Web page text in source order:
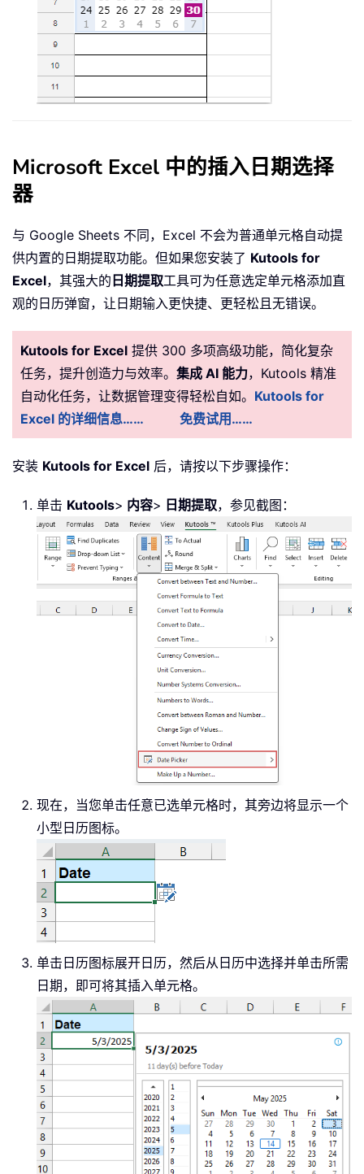
Microsoft Excel 中的插入日期选择
器
与 Google Sheets 不同，Excel 不会为普通单元格自动提
供内置的日期提取功能。但如果您安装了 Kutools for
Excel，其强大的 日期提取工具可为任意选定单元格添加直
观的日历弹窗，让日期输入更快捷、更轻松且无错误。
Kutools for Excel 提供 300 多项高级功能，简化复杂
任务，提升创造力与效率。 集成 AI 能力，Kutools 精准
自动化任务，让数据管理变得轻松自如。 Kutools for
Excel 的详细信息……
免费试用……
安装 Kutools for Excel 后，请按以下步骤操作：
单击 Kutools> 内容> 日期提取，参见截图：
现在，当您单击任意已选单元格时，其旁边将显示一个
小型日历图标。
单击日历图标展开日历，然后从日历中选择并单击所需
日期，即可将其插入单元格。